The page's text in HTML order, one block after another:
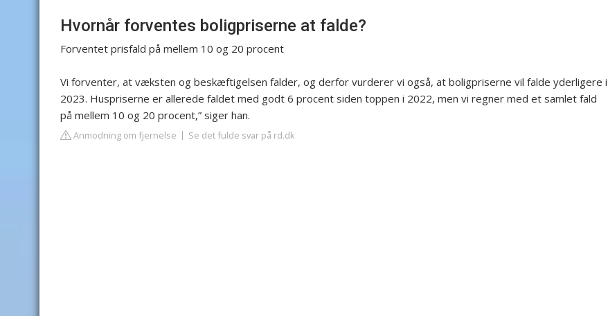
Hvornår forventes boligpriserne at falde?
Forventet prisfald på mellem 10 og 20 procent
Vi forventer, at væksten og beskæftigelsen falder, og derfor vurderer vi også, at boligpriserne vil falde yderligere i
2023. Huspriserne er allerede faldet med godt 6 procent siden toppen i 2022, men vi regner med et samlet fald
på mellem 10 og 20 procent,” siger han.
Anmodning om fjernelse Se det fulde svar på rd.dk